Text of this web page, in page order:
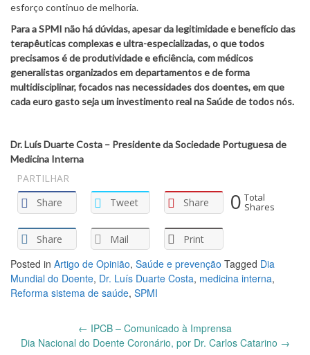
esforço continuo de melhoria.
Para a SPMI não há dúvidas, apesar da legitimidade e benefício das
terapêuticas complexas e ultra-especializadas, o que todos
precisamos é de produtividade e eficiência, com médicos
generalistas organizados em departamentos e de forma
multidisciplinar, focados nas necessidades dos doentes, em que
cada euro gasto seja um investimento real na Saúde de todos nós.
Dr. Luís Duarte Costa – Presidente da Sociedade Portuguesa de
Medicina Interna
PARTILHAR
Share
Tweet Share
Share Mail Print
0 Total
Shares
Posted in Artigo de Opinião, Saúde e prevenção Tagged Dia
Mundial do Doente, Dr. Luís Duarte Costa, medicina interna,
Reforma sistema de saúde, SPMI
navigation
← IPCB – Comunicado à Imprensa
Dia Nacional do Doente Coronário, por Dr. Carlos Catarino →